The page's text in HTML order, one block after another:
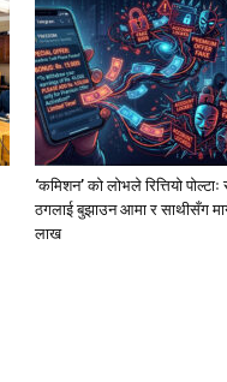
‘कमिशन’ को लोभले रित्तियो पोल्टाः
ठगलाई बुझाउन आमा र साथीसँग
लाख